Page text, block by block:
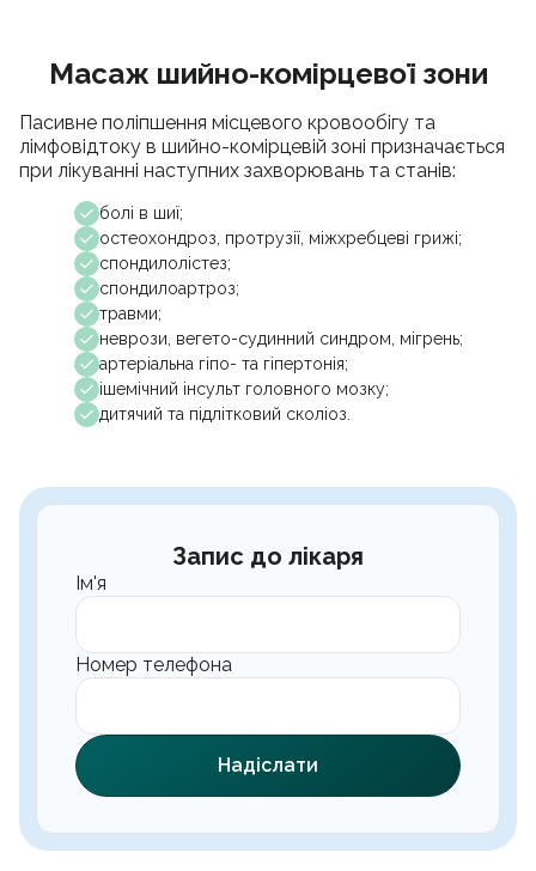
Масаж шийно-комірцевої зони
Пасивне поліпшення місцевого кровообігу та
лімфовідтоку в шийно-комірцевій зоні призначається
при лікуванні наступних захворювань та станів:
болі в шиї;
остеохондроз, протрузії, міжхребцеві грижі;
спондилолістез;
спондилоартроз;
травми;
неврози, вегето-судинний синдром, мігрень;
артеріальна гіпо- та гіпертонія;
ішемічний інсульт головного мозку;
дитячий та підлітковий сколіоз.
Запис до лікаря
Ім'я
Номер телефона
Надіслати